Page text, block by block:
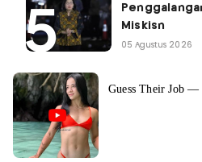
Miskisn
05 Agustus 2026